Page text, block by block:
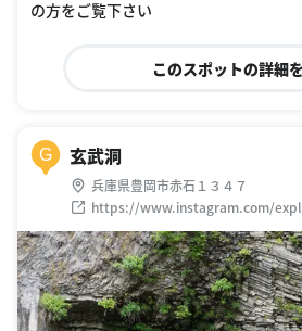
の方をご覧下さい
このスポットの詳細
G 玄武洞
兵庫県豊岡市赤石１３４７
https://www.instagram.com/